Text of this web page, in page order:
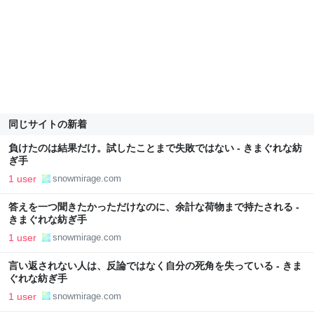
同じサイトの新着
負けたのは結果だけ。試したことまで失敗ではない - きまぐれな紡
ぎ手
1 user snowmirage.com
答えを一つ聞きたかっただけなのに、余計な荷物まで持たされる -
きまぐれな紡ぎ手
1 user snowmirage.com
言い返されない人は、反論ではなく自分の死角を失っている - きま
ぐれな紡ぎ手
1 user snowmirage.com